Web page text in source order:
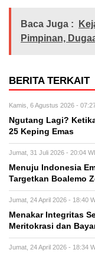
Baca Juga :
Pimpinan,
BERITA TERKAIT
Kamis, 6 Agustus 2026 -
Ngutang Lagi?
25 Keping Emas
Jumat, 31 Juli 2026 - 20:04
Menuju Indonesia
Targetkan Boalemo
Jumat, 24 April 2026 - 18:40
Menakar Integritas
Meritokrasi dan
Jumat, 24 April 2026 - 18:34